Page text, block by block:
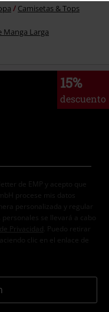
Camisetas & Tops
Manga Larga
15%
descuento
de EMP y acepto que
procese mis datos
personalizada y regular
se llevará a cabo
de Privacidad . Puedo retirar
clic en el enlace de